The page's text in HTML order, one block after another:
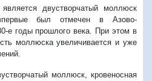
двустворчатый моллюск
был отмечен в Азово-
е годы прошлого века. При этом в
моллюска увеличивается и уже
моллюск, кровеносная